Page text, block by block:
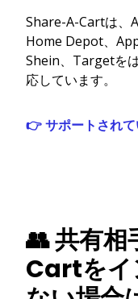
Share-A-Cartは、
Home Depot、
Shein、Targetを
応しています。
👉 サポートされ
👥 共有
Cartをイ